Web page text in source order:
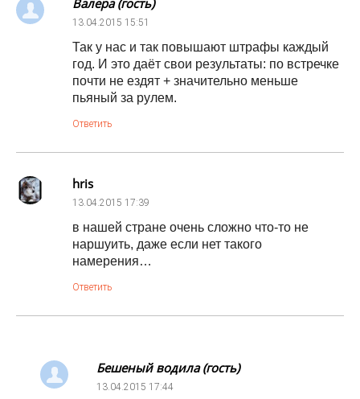
Валера (гость)
13.04.2015 15:51
Так у нас и так повышают штрафы каждый
год. И это даёт свои результаты: по встречке
почти не ездят + значительно меньше
пьяный за рулем.
Ответить
hris
13.04.2015 17:39
в нашей стране очень сложно что-то не
наршуить, даже если нет такого
намерения…
Ответить
Бешеный водила (гость)
13.04.2015 17:44